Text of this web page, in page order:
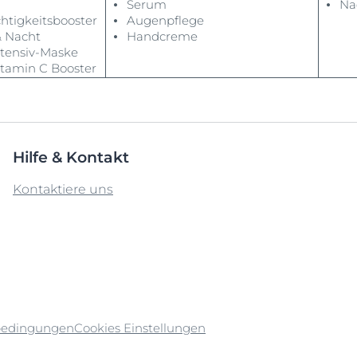
Nacht
Maske
C Booster
⦁ Serum
⦁ Augenpflege
⦁ Handcreme
⦁
Hilfe & Kontakt
Kontaktiere uns
Cookies Einstellungen